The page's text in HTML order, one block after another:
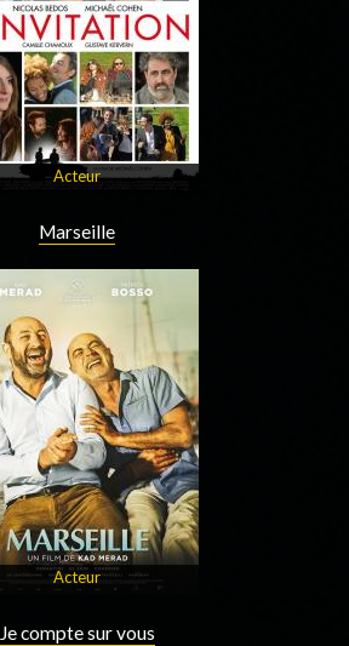
Acteur
Marseille
Acteur
Je compte sur vous